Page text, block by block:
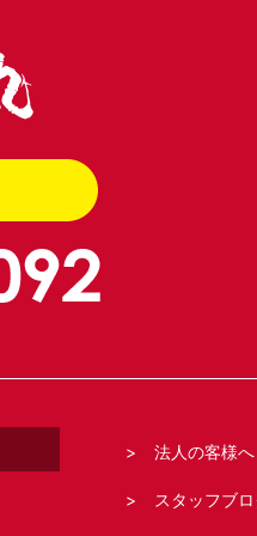
法人の客様へ
スタッフブ